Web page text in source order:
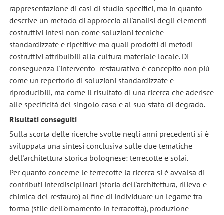
rappresentazione di casi di studio specifici, ma in quanto
descrive un metodo di approccio all'analisi degli elementi
costruttivi intesi non come soluzioni tecniche
standardizzate e ripetitive ma quali prodotti di metodi
costruttivi attribuibili alla cultura materiale locale. Di
conseguenza l'intervento restaurativo è concepito non più
come un repertorio di soluzioni standardizzate e
riproducibili, ma come il risultato di una ricerca che aderisce
alle specificità del singolo caso e al suo stato di degrado.
Risultati conseguiti
Sulla scorta delle ricerche svolte negli anni precedenti si è
sviluppata una sintesi conclusiva sulle due tematiche
dell'architettura storica bolognese: terrecotte e solai.
Per quanto concerne le terrecotte la ricerca si è avvalsa di
contributi interdisciplinari (storia dell'architettura, rilievo e
chimica del restauro) al fine di individuare un legame tra
forma (stile dell'ornamento in terracotta), produzione